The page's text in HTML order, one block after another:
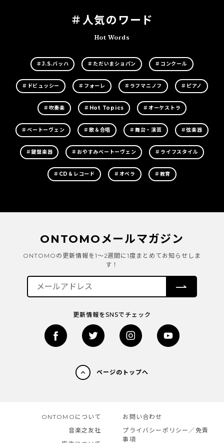
＃人気のワード
Hot Words
＃J.S.バッハ ＃ただいまショパン ＃コンクール
＃ドビュッシー ＃フォーレ ＃ラフマニノフ ＃ピアノ
＃吹奏楽 ＃Hot Topics ＃オーケストラ
＃ベートーヴェン ＃歌＆合唱 ＃舞台・演芸 ＃弦楽器
＃鍵盤楽器 ＃おやすみベートーヴェン ＃ライフスタイル
＃CD＆レコード ＃オペラ ＃教育
ONTOMOメールマガジン
ONTOMOの更新情報を1～2週間に1度まとめてお知らせしま
す！
更新情報をSNSでチェック
ページのトップへ
ONTOMOについて
音楽之友社
お問い合わせ
プライバシーポリシー／免責
事項